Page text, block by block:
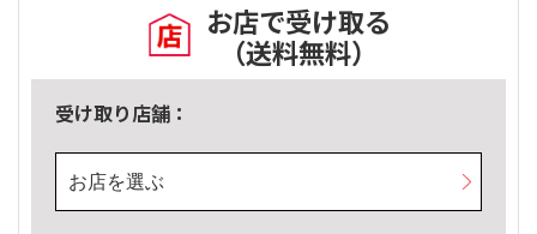
お店で受け取る
（送料無料）
受け取り店舗：
お店を選ぶ